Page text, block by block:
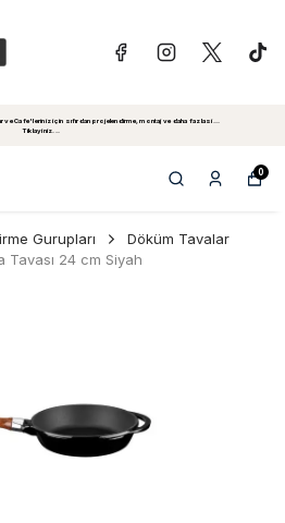
ve Cafe'leriniz için sıfırdan projelendirme, montaj ve daha fazlasi...
Tiklayiniz...
0
Gurupları
Döküm Tavalar
Tavası 24 cm Siyah